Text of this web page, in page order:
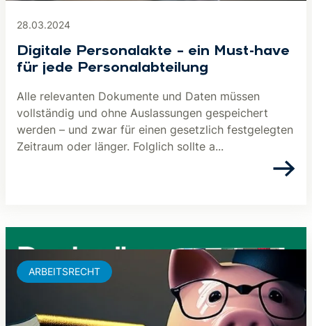
28.03.2024
Digitale Personalakte – ein Must-have
für jede Personalabteilung
Alle relevanten Dokumente und Daten müssen
vollständig und ohne Auslassungen gespeichert
werden – und zwar für einen gesetzlich festgelegten
Zeitraum oder länger. Folglich sollte a...
ARBEITSRECHT